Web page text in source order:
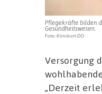
Pflegekräfte bilden
Gesundheitswesen.
Foto: Klinikum DO
Versorgung
„Derzeit